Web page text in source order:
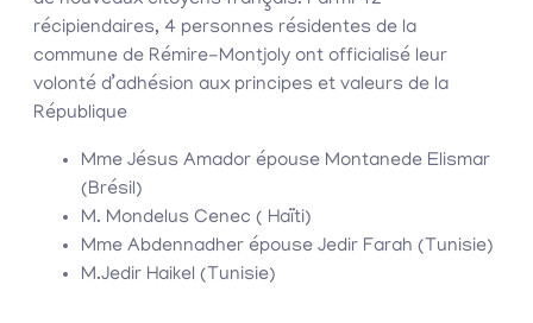
récipiendaires, 4 personnes résidentes de la
commune de Rémire-Montjoly ont officialisé leur
volonté d’adhésion aux principes et valeurs de la
République
Mme Jésus Amador épouse Montanede Elismar
(Brésil)
M. Mondelus Cenec ( Haïti)
Mme Abdennadher épouse Jedir Farah (Tunisie)
M.Jedir Haikel (Tunisie)